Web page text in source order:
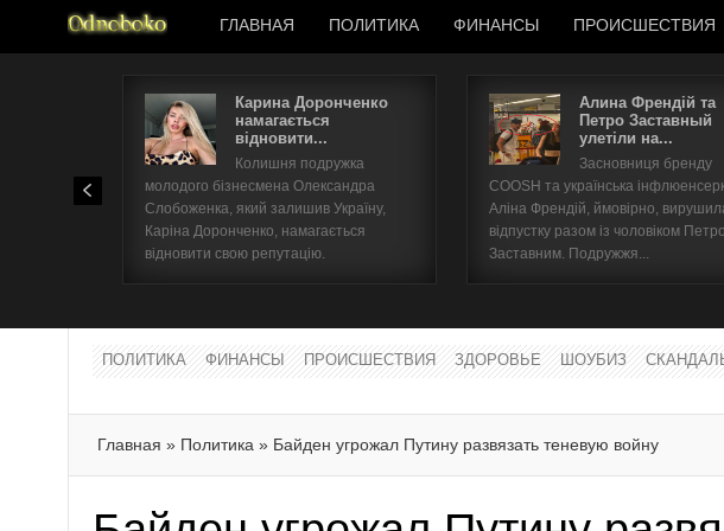
ГЛАВНАЯ ПОЛИТИКА ФИНАНСЫ ПРОИСШЕСТВИЯ
Карина Доронченко
намагається
відновити...
Колишня подружка
молодого бізнесмена Олександра
Слобоженка, який залишив Україну,
Каріна Доронченко, намагається
відновити свою репутацію.
Алина Френдій та
Петро Заставный
улетіли на...
Засновниця бренду
COOSH та українська
Аліна Френдій, ймовірно,
відпустку разом із чоловіком
Заставним. Подружжя...
ПОЛИТИКА ФИНАНСЫ ПРОИСШЕСТВИЯ ЗДОРОВЬЕ ШОУБИЗ
Главная » Политика » Байден угрожал Путину развязать теневую войну